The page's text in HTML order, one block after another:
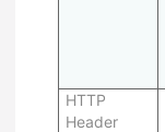
HTTP
Header